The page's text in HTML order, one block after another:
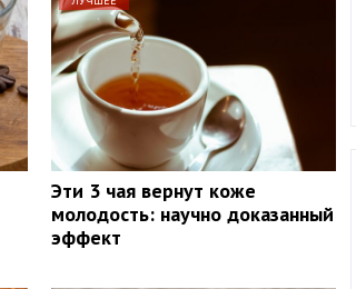
Эти 3 чая вернут коже
молодость: научно доказанный
эффект